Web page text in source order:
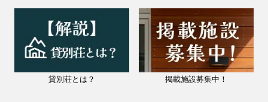
貸別荘とは？ 掲載施設募集中！